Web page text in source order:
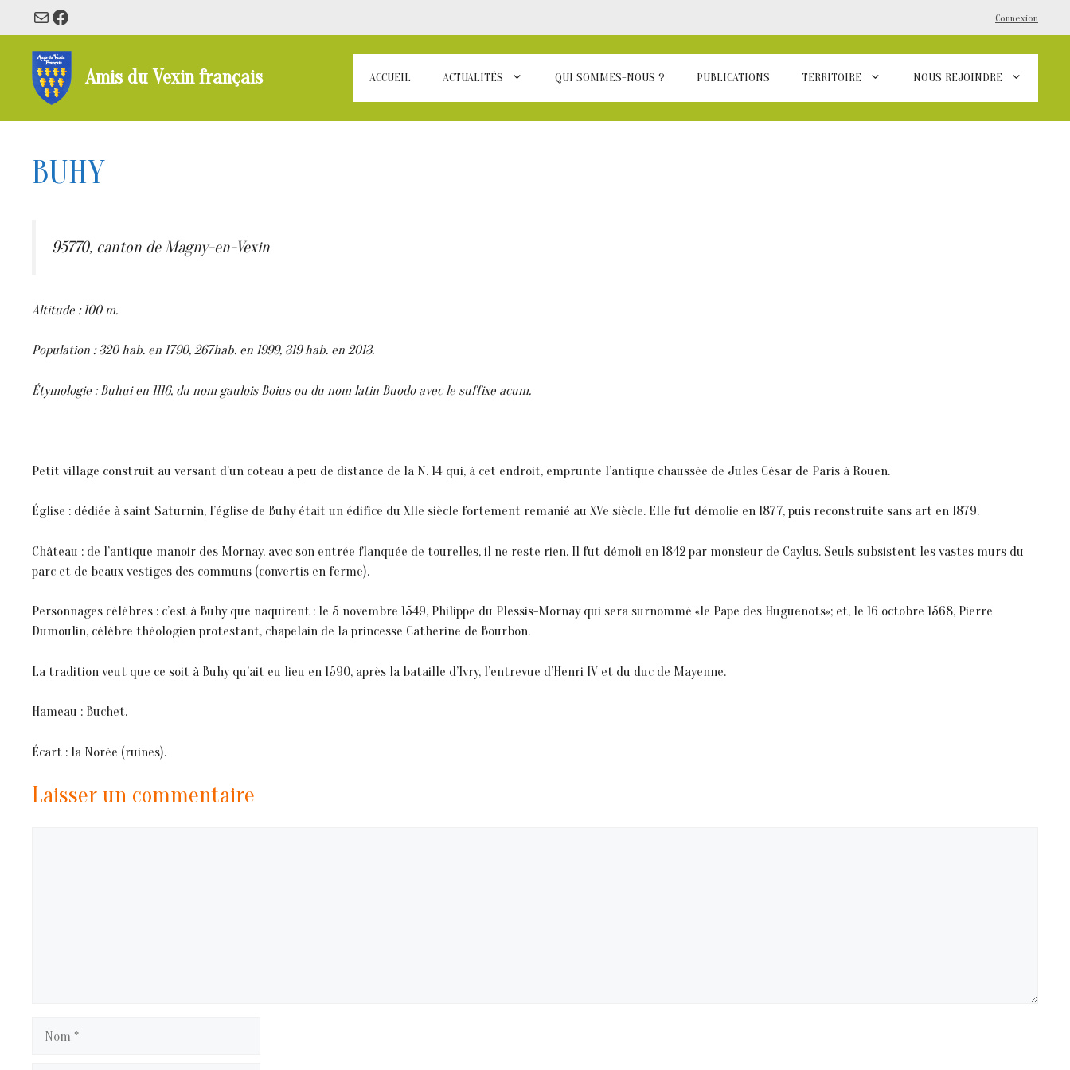
contenu
Connexion
E-mailFacebook
Amis du Vexin français ACCUEIL ACTUALITÉS QUI SOMMES-NOUS ? PUBLICATIONS TERRITOIRE NOUS REJOINDRE
BUHY
95770, canton de Magny-en-Vexin
Altitude : 100 m.
Population : 320 hab. en 1790, 267hab. en 1999, 319 hab. en 2013.
Étymologie : Buhui en 1116, du nom gaulois Boius ou du nom latin Buodo avec le suffixe acum.
Petit village construit au versant d’un coteau à peu de distance de la N. 14 qui, à cet endroit, emprunte l’antique chaussée de Jules César de Paris à Rouen.
Église : dédiée à saint Saturnin, l’église de Buhy était un édifice du XIIe siècle fortement remanié au XVe siècle. Elle fut démolie en 1877, puis reconstruite sans art en 1879.
Château : de l’antique manoir des Mornay, avec son entrée flanquée de tourelles, il ne reste rien. Il fut démoli en 1842 par monsieur de Caylus. Seuls subsistent les vastes murs du
parc et de beaux vestiges des communs (convertis en ferme).
Personnages célèbres : c’est à Buhy que naquirent : le 5 novembre 1549, Philippe du Plessis-Mornay qui sera surnommé «le Pape des Huguenots»; et, le 16 octobre 1568, Pierre
Dumoulin, célèbre théologien protestant, chapelain de la princesse Catherine de Bourbon.
La tradition veut que ce soit à Buhy qu’ait eu lieu en 1590, après la bataille d’Ivry, l’entrevue d’Henri IV et du duc de Mayenne.
Hameau : Buchet.
Écart : la Norée (ruines).
Laisser un commentaire